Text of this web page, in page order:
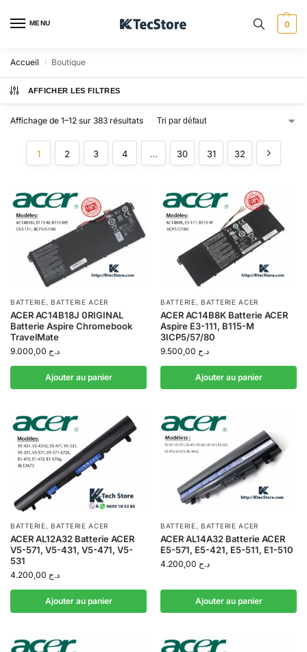
MENU 0
Accueil / Boutique
AFFICHER LES FILTRES
Affichage de 1–12 sur 383 résultats
1 2 3 4 … 30 31 32
BATTERIE, BATTERIE ACER
ACER AC14B18J 0RIGINAL
Batterie Aspire Chromebook
TravelMate
د.ج
Ajouter au panier
BATTERIE, BATTERIE ACER
ACER AC14B8K Batterie ACER
Aspire E3-111, B115-M
3ICP5/57/80
د.ج
Ajouter au panier
BATTERIE,BATTERIE ACER
ACER AL12A32 Batterie ACER
V5-571, V5-431, V5-471, V5-
531
د.ج
Ajouter au panier
BATTERIE,BATTERIE ACER
ACER AL14A32 Batterie ACER
E5-571, E5-421, E5-511, E1-510
د.ج
Ajouter au panier